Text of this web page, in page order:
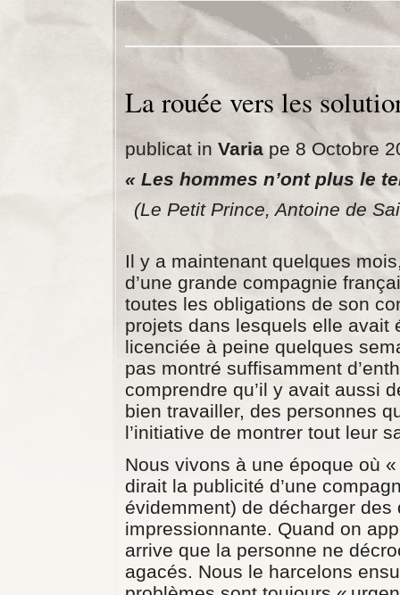
La rouée vers les
publicat in Varia pe 8 Octobre
« Les hommes n’ont plus le
(Le Petit Prince, Antoine de
Il y a maintenant quelques
d’une grande compagnie
toutes les obligations de son
projets dans lesquels elle avait
licenciée à peine quelques
pas montré suffisamment
comprendre qu’il y avait aussi
bien travailler, des personnes
l’initiative de montrer tout leur
Nous vivons à une époque où
dirait la publicité d’une
évidemment) de décharger
impressionnante. Quand on
arrive que la personne ne
agacés. Nous le harcelons